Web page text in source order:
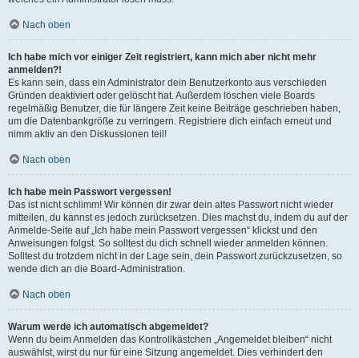
Nach oben
Ich habe mich vor einiger Zeit registriert, kann mich aber nicht mehr
anmelden?!
Es kann sein, dass ein Administrator dein Benutzerkonto aus verschieden
Gründen deaktiviert oder gelöscht hat. Außerdem löschen viele Boards
regelmäßig Benutzer, die für längere Zeit keine Beiträge geschrieben haben,
um die Datenbankgröße zu verringern. Registriere dich einfach erneut und
nimm aktiv an den Diskussionen teil!
Nach oben
Ich habe mein Passwort vergessen!
Das ist nicht schlimm! Wir können dir zwar dein altes Passwort nicht wieder
mitteilen, du kannst es jedoch zurücksetzen. Dies machst du, indem du auf der
Anmelde-Seite auf „Ich habe mein Passwort vergessen“ klickst und den
Anweisungen folgst. So solltest du dich schnell wieder anmelden können.
Solltest du trotzdem nicht in der Lage sein, dein Passwort zurückzusetzen, so
wende dich an die Board-Administration.
Nach oben
Warum werde ich automatisch abgemeldet?
Wenn du beim Anmelden das Kontrollkästchen „Angemeldet bleiben“ nicht
auswählst, wirst du nur für eine Sitzung angemeldet. Dies verhindert den